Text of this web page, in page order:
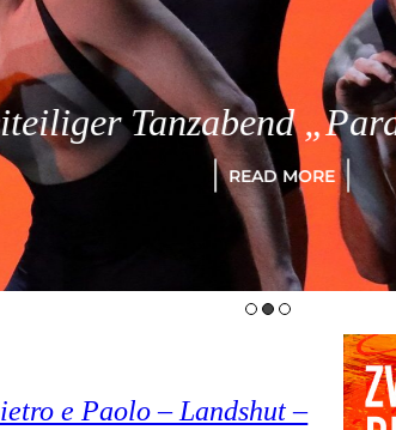
Tanzabend
READ MORE
e Paolo – Landshut –